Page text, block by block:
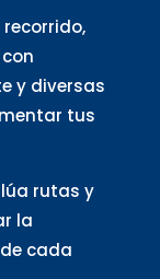
y diversas
tus
rutas y
la
cada